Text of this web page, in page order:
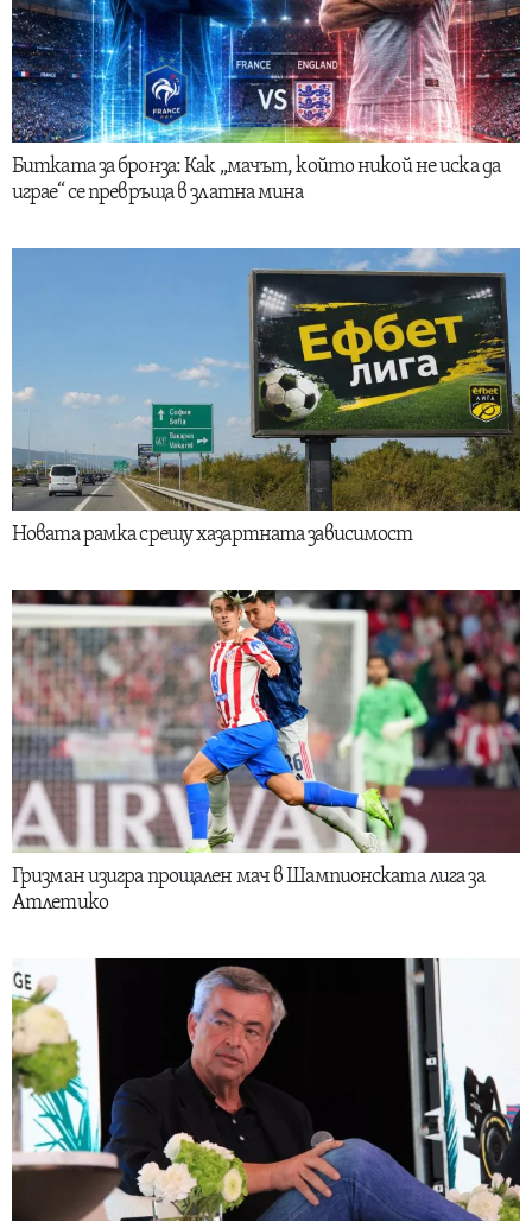
Битката за бронза: Как „мачът, който никой не иска да
играе“ се превръща в златна мина
Новата рамка срещу хазартната зависимост
Гризман изигра прощален мач в Шампионската лига за
Атлетико